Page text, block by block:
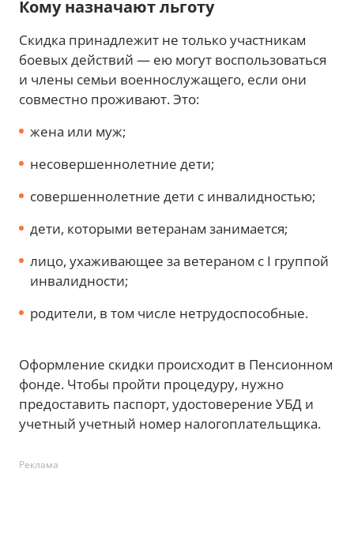
Кому назначают льготу
Скидка принадлежит не только участникам
боевых действий — ею могут воспользоваться
и члены семьи военнослужащего, если они
совместно проживают. Это:
жена или муж;
несовершеннолетние дети;
совершеннолетние дети с инвалидностью;
дети, которыми ветеранам занимается;
лицо, ухаживающее за ветераном с I группой
инвалидности;
родители, в том числе нетрудоспособные.
Оформление скидки происходит в Пенсионном
фонде. Чтобы пройти процедуру, нужно
предоставить паспорт, удостоверение УБД и
учетный учетный номер налогоплательщика.
Реклама